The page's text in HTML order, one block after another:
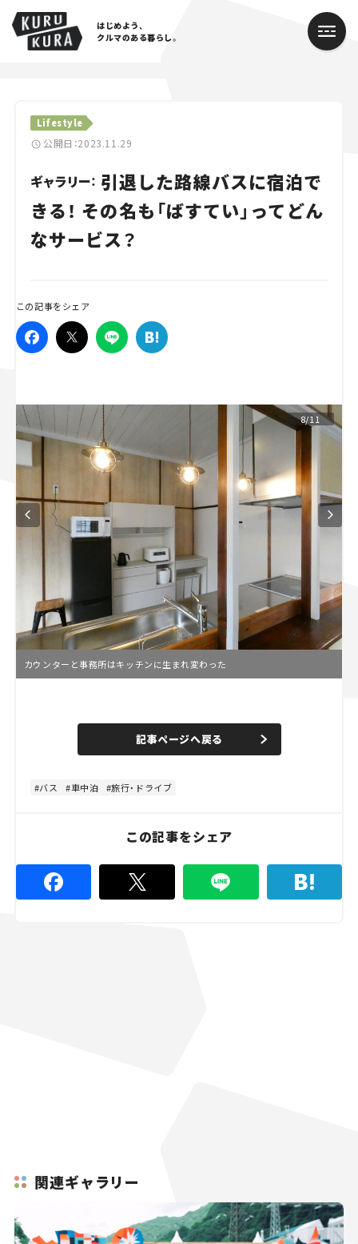
はじめよう、
クルマのある暮らし。
Lifestyle
公開日：2023.11.29
ギャラリー： 引退した路線バスに宿泊で
きる！ その名も「ばすてい」ってどん
なサービス？
この記事をシェア
8/11
カウンターと事務所はキッチンに生まれ変わった
n
e
d
%
記事ページへ戻る
バス 車中泊 旅行・ドライブ
この記事をシェア
関連ギャラリー
Cars
Lifestyle
Traffic
Special
Campaign
人気のハッシュタグ